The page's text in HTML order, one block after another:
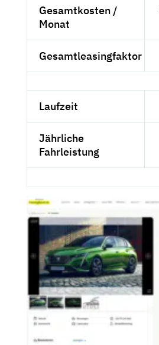
Gesamtkosten /
Monat
Gesamtleasingfaktor
Laufzeit
Jährliche
Fahrleistung